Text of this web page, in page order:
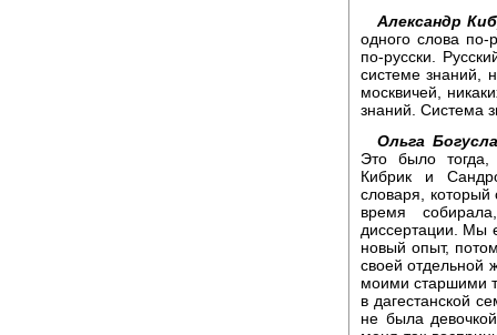
Александр
одного слова по-
по-русски.
системе знаний,
москвичей,
знаний. Система
Ольга
Это было тогда,
Кибрик и
словаря,
время
диссертации. Мы
новый опыт,
своей отдельной
моими старшими
в дагестанской
не была